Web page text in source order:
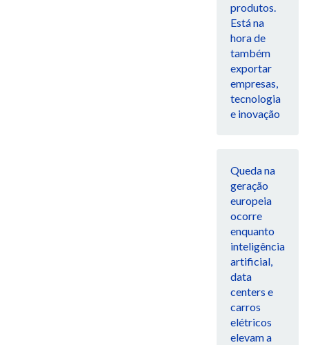
produtos.
Está na
hora de
também
exportar
empresas,
tecnologia
e inovação
Queda na
geração
europeia
ocorre
enquanto
inteligência
artificial,
data
centers e
carros
elétricos
elevam a